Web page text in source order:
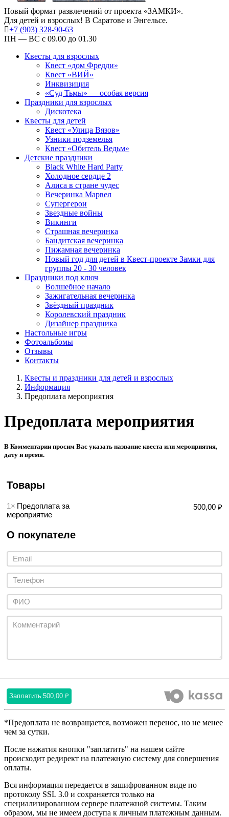
Новый формат развлечений от проекта «ЗАМКИ».
Для детей и взрослых! В Саратове и Энгельсе.
+7 (903) 328-90-63
ПН — ВС с 09.00 до 01.30
Квесты для взрослых
Квест «дом Фредди»
Квест «ВИЙ»
Инквизиция
«Суд Тьмы» — особая версия
Праздники для взрослых
Дискотека
Квесты для детей
Квест «Улица Вязов»
Узники подземелья
Квест «Обитель Ведьм»
Детские праздники
Black White Hard Party
Холодное сердце 2
Алиса в стране чудес
Вечеринка Марвел
Супергерои
Звездные войны
Викинги
Страшная вечеринка
Бандитская вечеринка
Пижамная вечеринка
Новый год для детей в Квест-проекте Замки для
группы 20 - 30 человек
Праздники под ключ
Волшебное начало
Зажигательная вечеринка
Звёздный праздник
Королевский праздник
Дизайнер праздника
Настольные игры
Фотоальбомы
Отзывы
Контакты
Квесты и праздники для детей и взрослых
Информация
Предоплата мероприятия
Предоплата мероприятия
В Комментарии просим Вас указать название квеста или мероприятия,
дату и время.
Товары
1× Предоплата за
мероприятие
500,00 ₽
О покупателе
Заплатить 500,00 ₽
*Предоплата не возвращается, возможен перенос, но не менее
чем за сутки.
После нажатия кнопки "заплатить" на нашем сайте
происходит редирект на платежную систему для совершения
оплаты.
Вся информация передается в зашифрованном виде по
протоколу SSL 3.0 и сохраняется только на
специализированном сервере платежной системы. Таким
образом, мы не имеем доступа к личным платежным данным.